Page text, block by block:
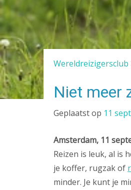
Wereldreizigersclub
Niet meer
Geplaatst op 11
Amsterdam, 11
Reizen is leuk, al is
je koffer, rugzak of
minder. Je kunt je